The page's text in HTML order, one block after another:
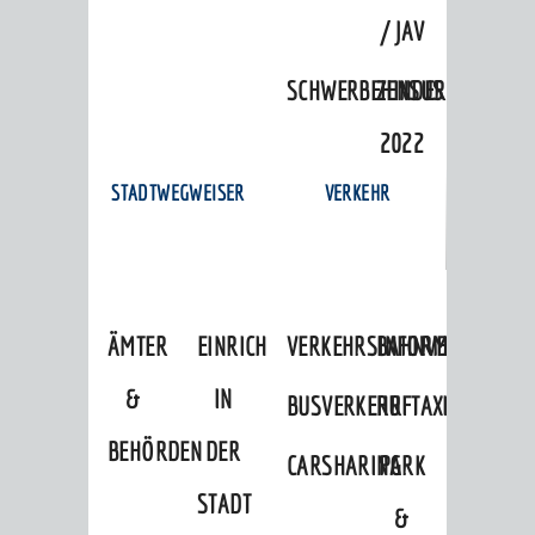
/ JAV
ZENSUS
2022
STADTWEGWEISER
ÄMTER
&
BEHÖRDEN
EINRICHTUNGEN
IN
DER
STADT
VERKEHR
VERKEHRSINFORMATIONEN
BAHNVERKEHR
BUSVERKEHRRUFTAXI
CARSHARINGPARK
&